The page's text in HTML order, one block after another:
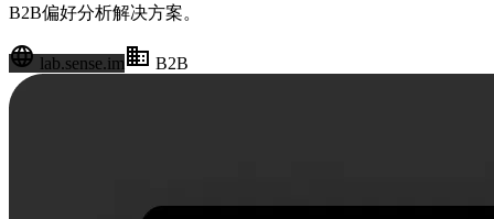
B2B偏好分析解决方案。
language lab.sense.im business B2B